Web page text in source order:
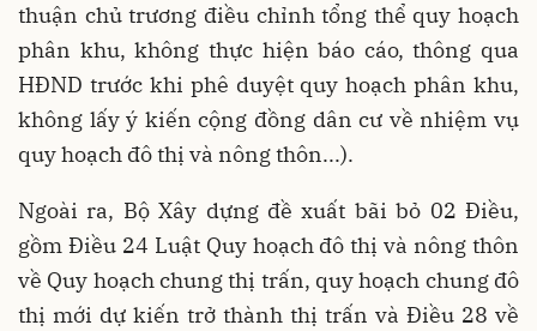
thuận chủ trương điều chỉnh tổng thể quy hoạch
phân khu, không thực hiện báo cáo, thông qua
HĐND trước khi phê duyệt quy hoạch phân khu,
không lấy ý kiến cộng đồng dân cư về nhiệm vụ
quy hoạch đô thị và nông thôn...).
Ngoài ra, Bộ Xây dựng đề xuất bãi bỏ 02 Điều,
gồm Điều 24 Luật Quy hoạch đô thị và nông thôn
về Quy hoạch chung thị trấn, quy hoạch chung đô
thị mới dự kiến trở thành thị trấn và Điều 28 về